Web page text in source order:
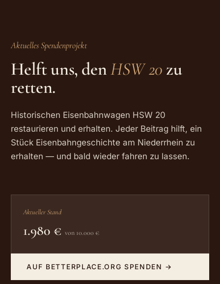
Aktuelles Spendenprojekt
Helft uns, denHSW 20 zu
retten.
Historischen Eisenbahnwagen HSW 20
restaurieren und erhalten. Jeder Beitrag hilft, ein
Stück Eisenbahngeschichte am Niederrhein zu
erhalten — und bald wieder fahren zu lassen.
Aktueller Stand
1.980 €von 10.000 €
AUF BETTERPLACE.ORG SPENDEN →